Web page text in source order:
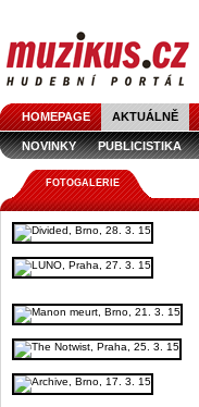
HOMEPAGE AKTUÁLNĚ
NOVINKY PUBLICISTIKA
FOTOGALERIE